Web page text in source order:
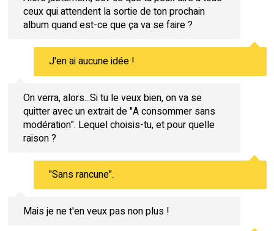
ceux qui attendent la sortie de ton prochain
album quand est-ce que ça va se faire ?
J'en ai aucune idée !
On verra, alors...Si tu le veux bien, on va se
quitter avec un extrait de "A consommer sans
modération". Lequel choisis-tu, et pour quelle
raison ?
"Sans rancune".
Mais je ne t'en veux pas non plus !